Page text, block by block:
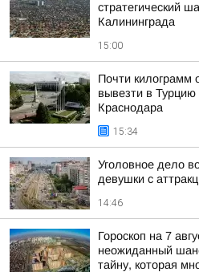
стратегический
Калининграда
15:00
Почти килограмм
вывезти в
Краснодара
15:34
Уголовное дело
девушки с
14:46
Гороскоп на 7
неожиданный
тайну, которая